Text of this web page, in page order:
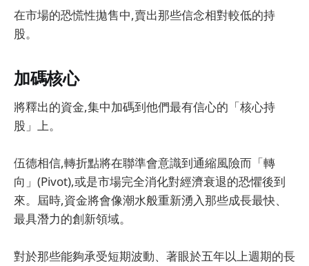
在市場的恐慌性拋售中,賣出那些信念相對較低的持
股。
加碼核心
將釋出的資金,集中加碼到他們最有信心的「核心持
股」上。
伍德相信,轉折點將在聯準會意識到通縮風險而「轉
向」(Pivot),或是市場完全消化對經濟衰退的恐懼後到
來。屆時,資金將會像潮水般重新湧入那些成長最快、
最具潛力的創新領域。
對於那些能夠承受短期波動、著眼於五年以上週期的長